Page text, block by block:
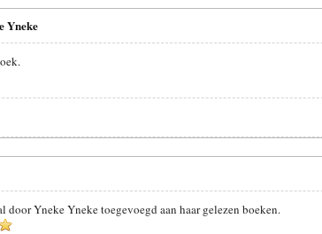
Yneke
door Yneke Yneke toegevoegd aan haar gelezen boeken.